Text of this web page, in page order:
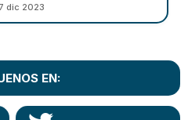
dic 2023
EN: